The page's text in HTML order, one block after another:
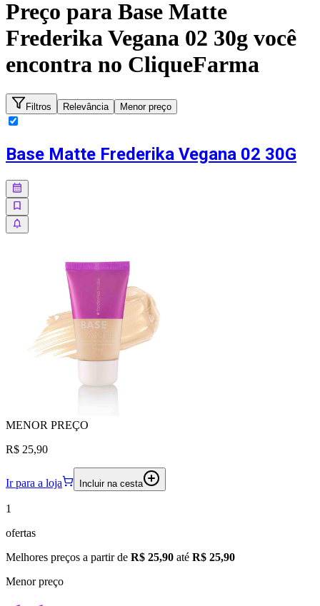
Preço para Base Matte
Frederika Vegana 02 30g você
encontra no CliqueFarma
Filtros Relevância Menor preço
Base Matte Frederika Vegana 02 30G
MENOR PREÇO
R$ 25,90
Ir para a loja Incluir na cesta
1
ofertas
Melhores preços a partir de R$ 25,90 até R$ 25,90
Menor preço